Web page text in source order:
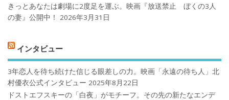
きっとあなたは劇場に2度足を運ぶ。映画『放送禁止 ぼくの3人
の妻』公開中！
2026年3月31日
インタビュー
3年恋人を待ち続けた信じる眼差しの力。映画「永遠の待ち人」北
村優衣公式インタビュー 2025年8月22日
ドストエフスキーの「白夜」がモチーフ。その先の新たなエンデ